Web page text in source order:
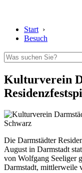
Start ›
Besuch
Kulturverein
Schwarz
Die Darmstädter
August in Darmstadt
von Wolfgang Seeliger
Darmstadt, mittlerweile